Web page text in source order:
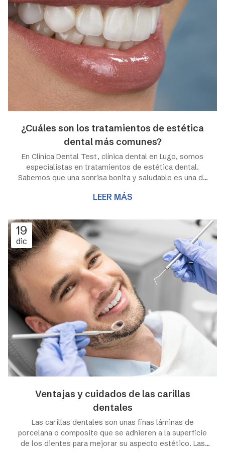
¿Cuáles son los tratamientos de estética
dental más comunes?
En Clínica Dental Test, clínica dental en Lugo, somos
especialistas en tratamientos de estética dental.
Sabemos que una sonrisa bonita y saludable es una de
Por eso, ofrecemos una amplia gama de tratamientos
demandados se encuentran los blanqueamientos
dentales profesionales y las carillas dentales. Sigue
leyendo con nosotros y descubre todo lo que
necesitas saber al respecto. Blanqueamiento...
LEER MÁS
19
dic
Ventajas y cuidados de las carillas
dentales
Las carillas dentales son unas finas láminas de
porcelana o composite que se adhieren a la superficie
de los dientes para mejorar su aspecto estético. Las